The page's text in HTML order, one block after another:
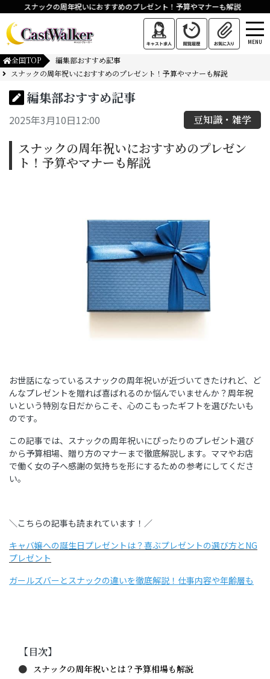
スナックの周年祝いにおすすめのプレゼント！予算やマナーも解説
MENU
全国TOP
編集部おすすめ記事
スナックの周年祝いにおすすめのプレゼント！予算やマナーも解説
編集部おすすめ記事
2025年3月10日12:00 豆知識・雑学
スナックの周年祝いにおすすめのプレゼン
ト！予算やマナーも解説
お世話になっているスナックの周年祝いが近づいてきたけれど、ど
んなプレゼントを贈れば喜ばれるのか悩んでいませんか？周年祝
いという特別な日だからこそ、心のこもったギフトを選びたいも
のです。
この記事では、スナックの周年祝いにぴったりのプレゼント選び
から予算相場、贈り方のマナーまで徹底解説します。ママやお店
で働く女の子へ感謝の気持ちを形にするための参考にしてくださ
い。
＼こちらの記事も読まれています！／
キャバ嬢への誕生日プレゼントは？喜ぶプレゼントの選び方とNG
プレゼント
ガールズバーとスナックの違いを徹底解説！仕事内容や年齢層も
【目次】
スナックの周年祝いとは？予算相場も解説